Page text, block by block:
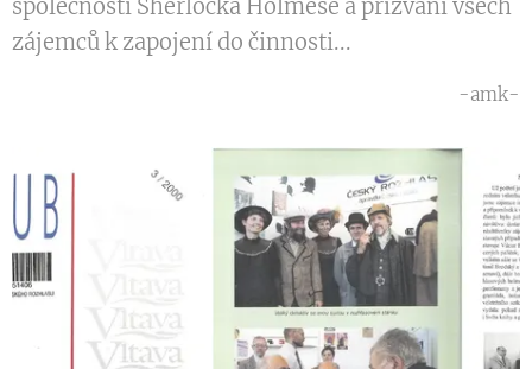
společnosti Sherlocka Holmese a přizvání všech
zájemců k zapojení do činnosti...
-amk-